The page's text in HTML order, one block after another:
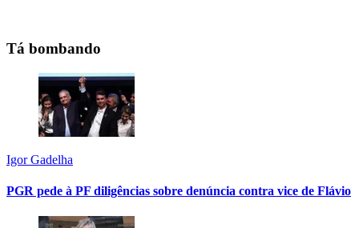
Tá bombando
Igor Gadelha
PGR pede à PF diligências sobre denúncia contra vice de Flávio